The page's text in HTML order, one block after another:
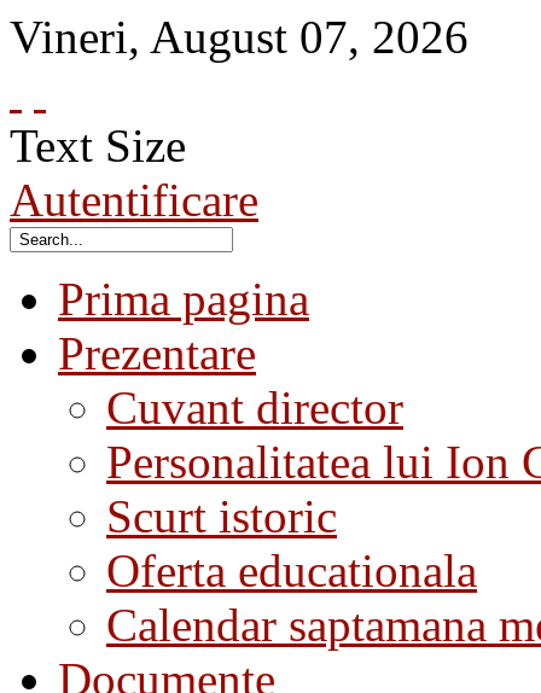
Vineri, August 07, 2026
Text Size
Autentificare
Prima pagina
Prezentare
Cuvant director
Personalitatea lui Ion
Scurt istoric
Oferta educationala
Calendar saptamana
Documente